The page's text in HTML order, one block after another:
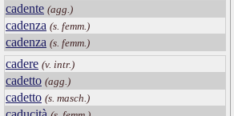
cadente (agg.)
cadenza (s. femm.)
cadenza (s. femm.)
cadere (v. intr.)
cadetto (agg.)
cadetto (s. masch.)